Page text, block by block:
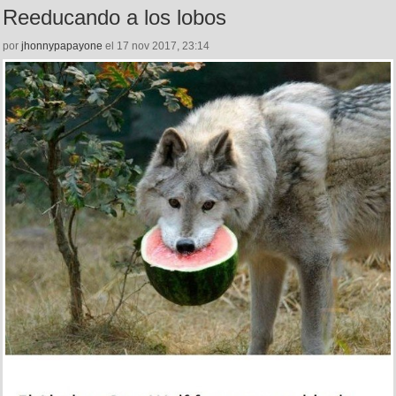
Reeducando a los lobos
por jhonnypapayone el 17 nov 2017, 23:14